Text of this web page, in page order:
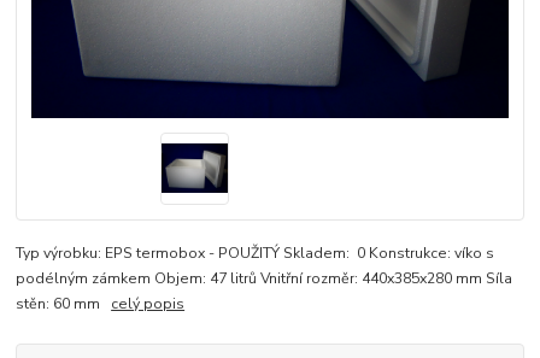
Typ výrobku: EPS termobox - POUŽITÝ Skladem: 0 Konstrukce: víko s
podélným zámkem Objem: 47 litrů Vnitřní rozměr: 440x385x280 mm Síla
stěn: 60 mm celý popis